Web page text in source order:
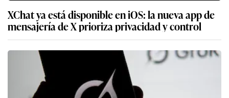
XChat ya está disponible en iOS: la nueva app de
mensajería de X prioriza privacidad y control